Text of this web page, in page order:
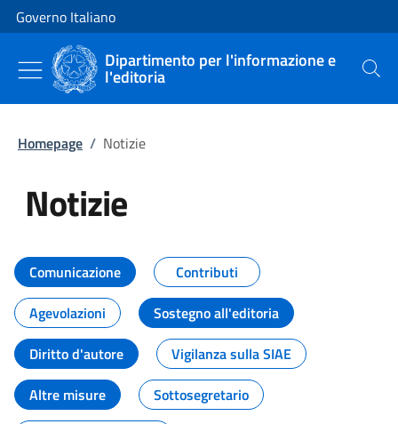
Vai al contenuto
Vai alla navigazione del sito
Governo Italiano
Dipartimento per l'informazione e
l'editoria Cerca
Homepage / Notizie
Notizie
Tutti i contenuti della pagina
Comunicazione
Contributi
Agevolazioni
Sostegno all'editoria
Diritto d'autore
Vigilanza sulla SIAE
Altre misure
Sottosegretario